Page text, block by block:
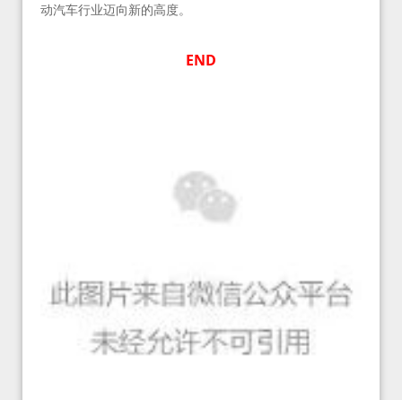
动汽车行业迈向新的高度。
END